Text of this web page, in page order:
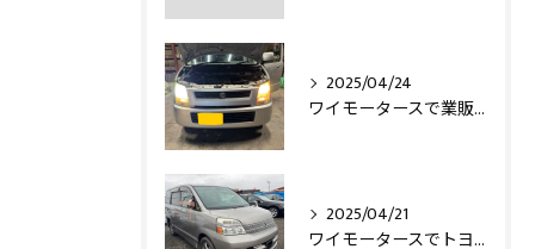
2025/04/24
ワイモータースで業販仕入れ出来ますライトコレクション信玄のLEDヘッドライトバルブを取り付け致しました‼️
2025/04/21
ワイモータースでトヨタヴォクシー買取させて頂きました‼️